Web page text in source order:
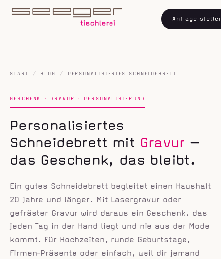
Anfrage
START / BLOG / PERSONALISIERTES SCHNEIDEBRETT
GESCHENK · GRAVUR · PERSONALISIERUNG
Personalisiertes
Schneidebrett mit Gravur —
das Geschenk, das bleibt.
Ein gutes Schneidebrett begleitet einen Haushalt
20 Jahre und länger. Mit Lasergravur oder
gefräster Gravur wird daraus ein Geschenk, das
jeden Tag in der Hand liegt und nie aus der Mode
kommt. Für Hochzeiten, runde Geburtstage,
Firmen-Präsente oder einfach, weil dir jemand